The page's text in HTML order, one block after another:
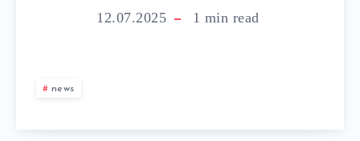
12.07.2025 1 min read
news